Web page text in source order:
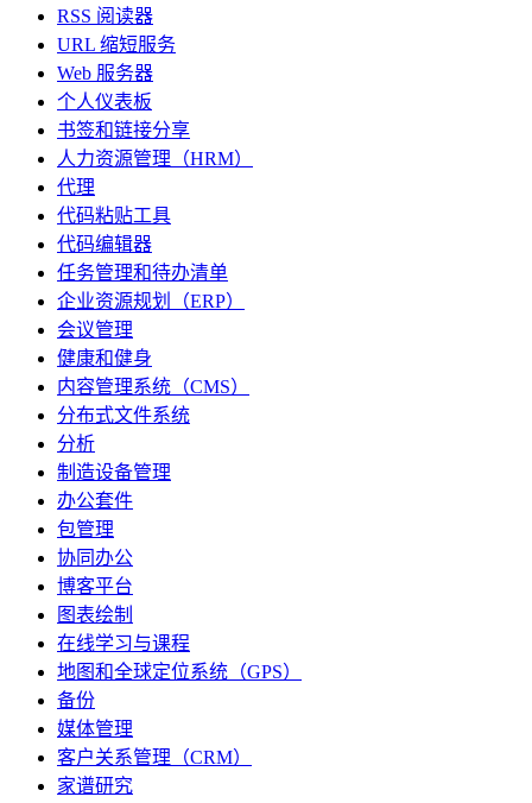
RSS 阅读器
URL 缩短服务
Web 服务器
个人仪表板
书签和链接分享
人力资源管理（HRM）
代理
代码粘贴工具
代码编辑器
任务管理和待办清单
企业资源规划（ERP）
会议管理
健康和健身
内容管理系统（CMS）
分布式文件系统
分析
制造设备管理
办公套件
包管理
协同办公
博客平台
图表绘制
在线学习与课程
地图和全球定位系统（GPS）
备份
媒体管理
客户关系管理（CRM）
家谱研究